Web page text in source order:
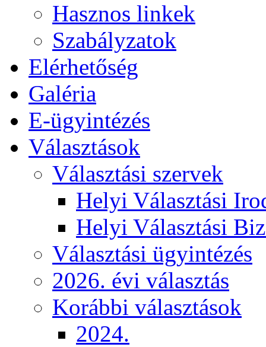
Hasznos linkek
Szabályzatok
Elérhetőség
Galéria
E-ügyintézés
Választások
Választási szervek
Helyi Választási
Helyi Választási
Választási ügyintézés
2026. évi választás
Korábbi választások
2024.